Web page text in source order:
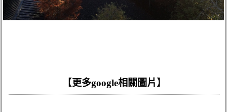
【更多google相關圖片 】